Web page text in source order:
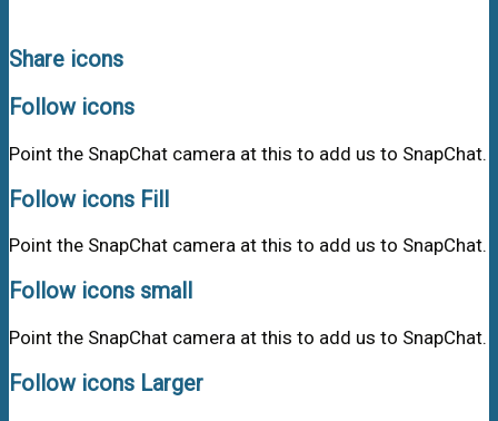
Share icons
Follow icons
Point the SnapChat camera at this to add us to SnapChat.
Follow icons Fill
Point the SnapChat camera at this to add us to SnapChat.
Follow icons small
Point the SnapChat camera at this to add us to SnapChat.
Follow icons Larger